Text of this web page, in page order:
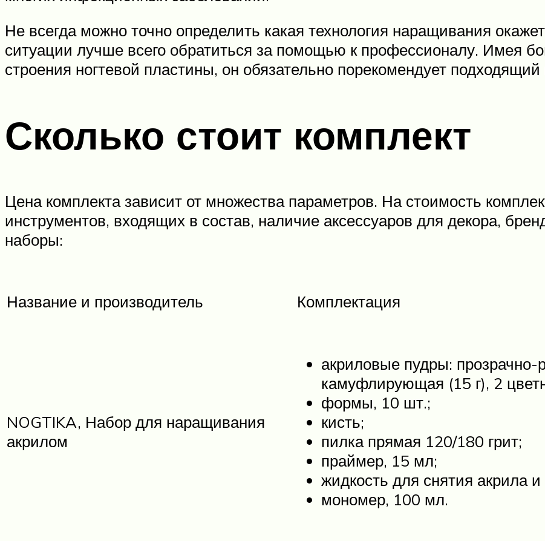
Не всегда можно точно определить какая технология наращивания
ситуации лучше всего обратиться за помощью к профессионалу. Имея
строения ногтевой пластины, он обязательно порекомендует подходящий
Сколько стоит комплект
Цена комплекта зависит от множества параметров. На стоимость
инструментов, входящих в состав, наличие аксессуаров для декора,
наборы:
Название и производитель Комплектация
NOGTIKA, Набор для наращивания
акрилом
акриловые пудры: прозрачно-
камуфлирующая (15 г), 2
формы, 10 шт.;
кисть;
пилка прямая 120/180 грит;
праймер, 15 мл;
жидкость для снятия акрила
мономер, 100 мл.